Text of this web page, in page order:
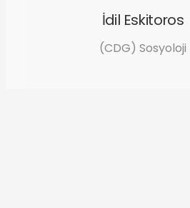
İdil Eskitoros
(CDG) Sosyoloji